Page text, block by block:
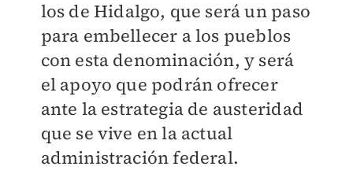
los de Hidalgo, que será un paso
para embellecer a los pueblos
con esta denominación, y será
el apoyo que podrán ofrecer
ante la estrategia de austeridad
que se vive en la actual
administración federal.